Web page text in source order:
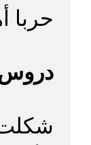
حربا
دروس